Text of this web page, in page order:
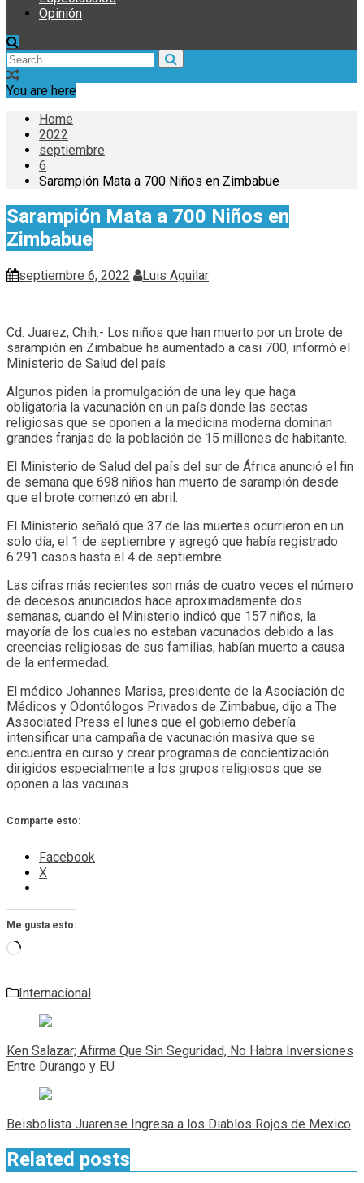
Opinión
You are here
Home
2022
septiembre
6
Sarampión Mata a 700 Niños en Zimbabue
Sarampión Mata a 700 Niños en
Zimbabue
septiembre 6, 2022 Luis Aguilar
Cd. Juarez, Chih.- Los niños que han muerto por un brote de
sarampión en Zimbabue ha aumentado a casi 700, informó el
Ministerio de Salud del país.
Algunos piden la promulgación de una ley que haga
obligatoria la vacunación en un país donde las sectas
religiosas que se oponen a la medicina moderna dominan
grandes franjas de la población de 15 millones de habitante.
El Ministerio de Salud del país del sur de África anunció el fin
de semana que 698 niños han muerto de sarampión desde
que el brote comenzó en abril.
El Ministerio señaló que 37 de las muertes ocurrieron en un
solo día, el 1 de septiembre y agregó que había registrado
6.291 casos hasta el 4 de septiembre.
Las cifras más recientes son más de cuatro veces el número
de decesos anunciados hace aproximadamente dos
semanas, cuando el Ministerio indicó que 157 niños, la
mayoría de los cuales no estaban vacunados debido a las
creencias religiosas de sus familias, habían muerto a causa
de la enfermedad.
El médico Johannes Marisa, presidente de la Asociación de
Médicos y Odontólogos Privados de Zimbabue, dijo a The
Associated Press el lunes que el gobierno debería
intensificar una campaña de vacunación masiva que se
encuentra en curso y crear programas de concientización
dirigidos especialmente a los grupos religiosos que se
oponen a las vacunas.
Comparte esto:
Facebook
X
Me gusta esto:
Cargando...
Internacional
Navegación
de
entradas
Ken Salazar; Afirma Que Sin Seguridad, No Habra Inversiones
Entre Durango y EU
Beisbolista Juarense Ingresa a los Diablos Rojos de Mexico
Related posts